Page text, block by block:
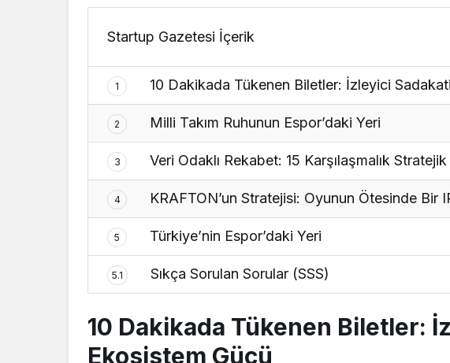
Startup Gazetesi İçerik
1 10 Dakikada Tükenen Biletler: İzleyici
2 Milli Takım Ruhunun Espor’daki Yeri
3 Veri Odaklı Rekabet: 15 Karşılaşmalık
4 KRAFTON’un Stratejisi: Oyunun Ötesinde Bir
5 Türkiye’nin Espor’daki Yeri
5.1 Sıkça Sorulan Sorular (SSS)
10 Dakikada Tükenen Biletler:
Ekosistem Gücü